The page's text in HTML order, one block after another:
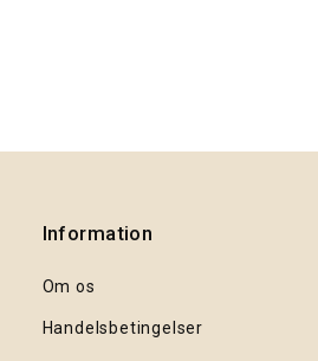
Information
Om os
Handelsbetingelser